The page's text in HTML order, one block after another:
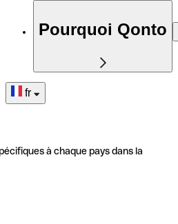
Pourquoi Qonto
fr
à chaque pays dans la